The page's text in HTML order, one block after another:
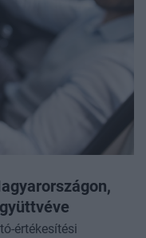
Bizottságot,
vonatkozó
jelenleg 2026-ra,
2025-re, áll
értékesítési